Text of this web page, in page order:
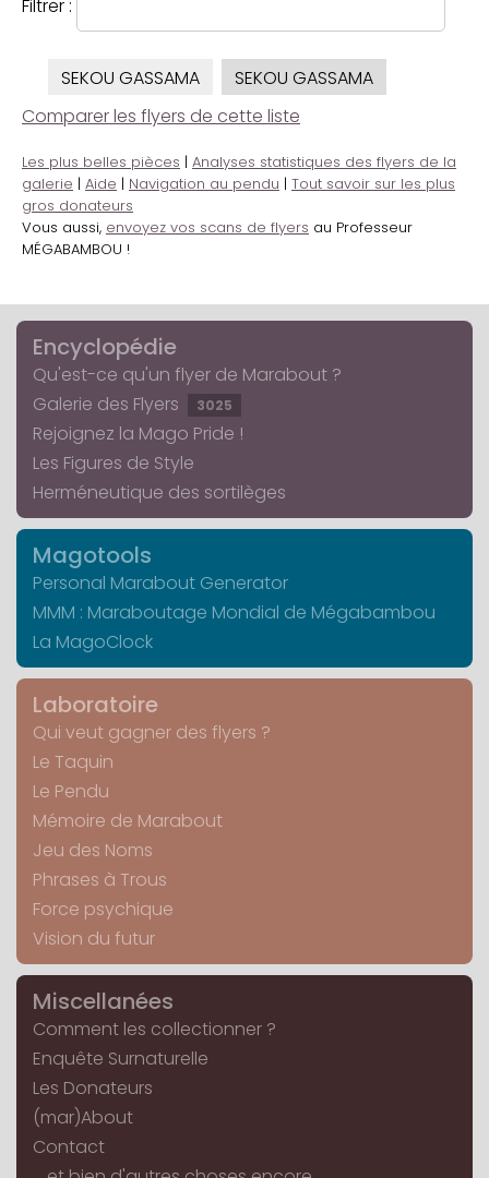
Filtrer :
SEKOU GASSAMA
SEKOU GASSAMA
Comparer les flyers de cette liste
Les plus belles pièces | Analyses statistiques des flyers de la
galerie | Aide | Navigation au pendu | Tout savoir sur les plus
gros donateurs
Vous aussi, envoyez vos scans de flyers au Professeur
MÉGABAMBOU !
Encyclopédie
Qu'est-ce qu'un flyer de Marabout ?
Galerie des Flyers
3025
Rejoignez la Mago Pride !
Les Figures de Style
Herméneutique des sortilèges
Magotools
Personal Marabout Generator
MMM : Maraboutage Mondial de Mégabambou
La MagoClock
Laboratoire
Qui veut gagner des flyers ?
Le Taquin
Le Pendu
Mémoire de Marabout
Jeu des Noms
Phrases à Trous
Force psychique
Vision du futur
Miscellanées
Comment les collectionner ?
Enquête Surnaturelle
Les Donateurs
(mar)About
Contact